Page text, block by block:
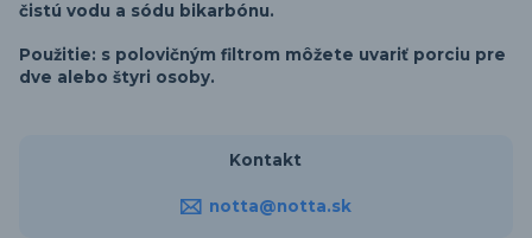
čistú vodu a sódu bikarbónu.
Použitie: s polovičným filtrom môžete uvariť porciu pre
dve alebo štyri osoby.
Kontakt
notta@notta.sk